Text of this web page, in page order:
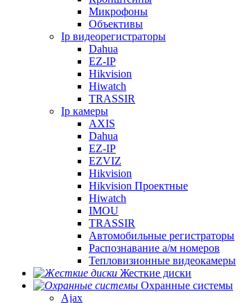
Микрофоны
Объективы
Ip видеорегистраторы
Dahua
EZ-IP
Hikvision
Hiwatch
TRASSIR
Ip камеры
AXIS
Dahua
EZ-IP
EZVIZ
Hikvision
Hikvision Проектные
Hiwatch
IMOU
TRASSIR
Автомобильные регистраторы
Распознавание а/м номеров
Тепловизионные видеокамеры
Жесткие диски
Охранные системы
Ajax